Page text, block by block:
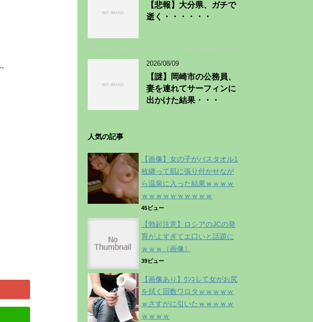
【悲報】大分県、ガチで
逝く・・・・・・
2026/08/09
【謎】岡崎市の公務員、
妻を連れてサーフィンに
出かけた結果・・・
人気の記事
【画像】女の子がバスタオル1
枚纏って肌に張り付かせなが
ら温泉に入った結果ｗｗｗｗ
ｗｗｗｗｗｗｗｗｗｗ
45ビュー
【勃起注意】ロシアのJCの発
育がよすぎてエ口いと話題に
ｗｗｗ（画像）
39ビュー
【画像あり】ｳﾝｺして女がお尻
を拭く回数ワロタｗｗｗｗｗ
ｗさすがに引いたｗｗｗｗｗ
ｗｗｗｗ